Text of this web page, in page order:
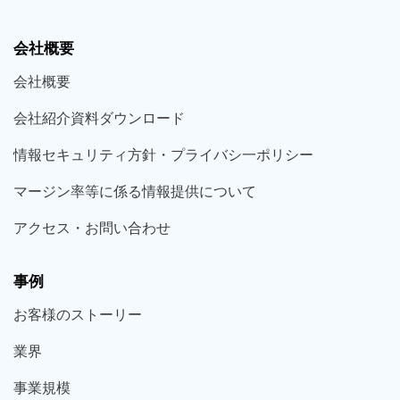
会社概要
会社概要
会社紹介資料ダウンロード
情報セキュリティ方針・プライバシ一ポリシー
マージン率等に係る情報提供について
アクセス・お問い合わせ
事例
お客様のストーリー
業界
事業規模